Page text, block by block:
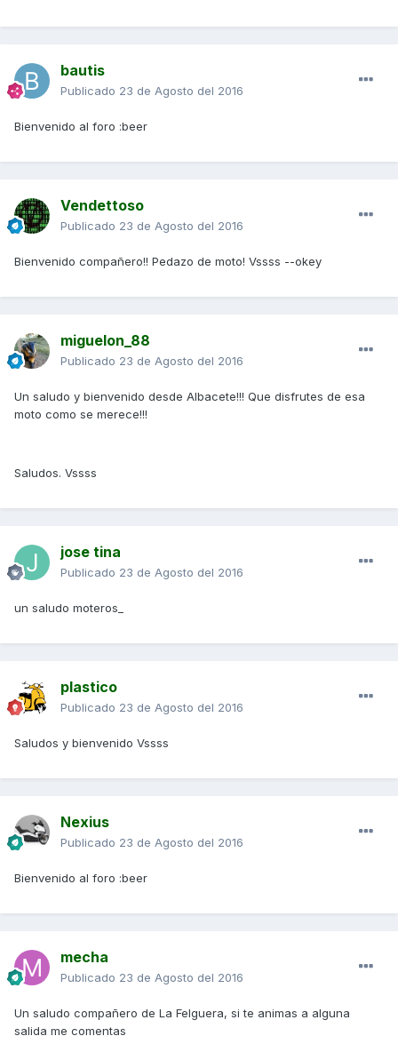
bautis
Publicado 23 de Agosto del 2016
Bienvenido al foro :beer
Vendettoso
Publicado 23 de Agosto del 2016
Bienvenido compañero!! Pedazo de moto! Vssss --okey
miguelon_88
Publicado 23 de Agosto del 2016
Un saludo y bienvenido desde Albacete!!! Que disfrutes de esa
moto como se merece!!!
Saludos. Vssss
jose tina
Publicado 23 de Agosto del 2016
un saludo moteros_
plastico
Publicado 23 de Agosto del 2016
Saludos y bienvenido Vssss
Nexius
Publicado 23 de Agosto del 2016
Bienvenido al foro :beer
mecha
Publicado 23 de Agosto del 2016
Un saludo compañero de La Felguera, si te animas a alguna
salida me comentas